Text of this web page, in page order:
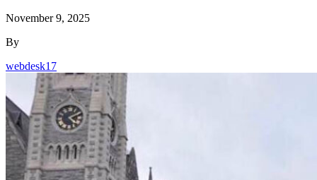
November 9, 2025
By
webdesk17